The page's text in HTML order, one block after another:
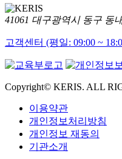
41061 대구광역시 동구 동
고객센터 (평일: 09:00 ~
Copyright© KERIS. ALL
이용약관
개인정보처리방침
개인정보 재동의
기관소개